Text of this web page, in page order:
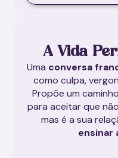
A Vida
Uma conversa
como culpa,
Propõe um
para aceitar que
mas é a sua
ensinar